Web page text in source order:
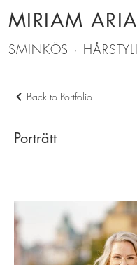
SMINKÖS ·
MIRIAM
Back to Portfolio
Porträtt